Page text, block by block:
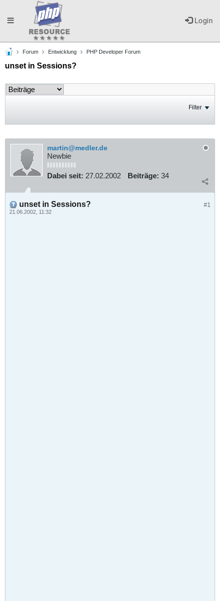
Login
Toggle
navigation
Forum Entwicklung PHP Developer Forum
unset in Sessions?
Filter
martin@medler.de
Newbie
Dabei seit: 27.02.2002 Beiträge: 34
#1
unset in Sessions?
21.06.2002, 11:32